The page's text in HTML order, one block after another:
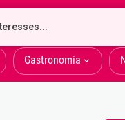
Gastronomia